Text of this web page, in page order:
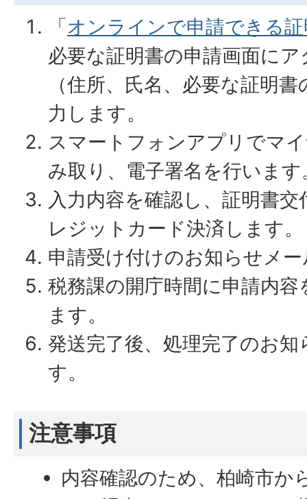
「オンラインで申請できる
必要な証明書の申請画面に
（住所、氏名、必要な証明
力します。
スマートフォンアプリでマ
み取り、電子署名を行います
入力内容を確認し、証明書
レジットカード決済します。
申請受け付けのお知らせメ
税務課の開庁時間に申請内
ます。
発送完了後、処理完了のお
す。
注意事項
内容確認のため、柏崎市か